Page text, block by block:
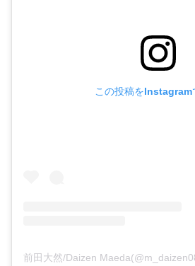
この投稿をInstagram
前田大然/Daizen